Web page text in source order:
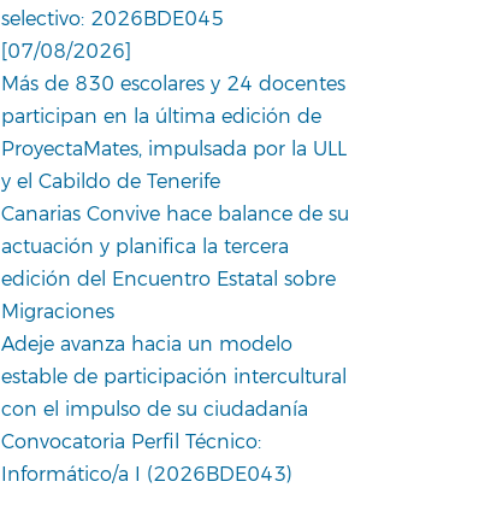
selectivo: 2026BDE045
[07/08/2026]
Más de 830 escolares y 24 docentes
participan en la última edición de
ProyectaMates, impulsada por la ULL
y el Cabildo de Tenerife
Canarias Convive hace balance de su
actuación y planifica la tercera
edición del Encuentro Estatal sobre
Migraciones
Adeje avanza hacia un modelo
estable de participación intercultural
con el impulso de su ciudadanía
Convocatoria Perfil Técnico:
Informático/a I (2026BDE043)